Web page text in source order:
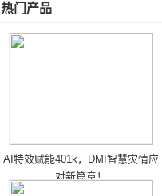
热门产品
AI特效赋能401k，DMI智慧灾情应
对新篇章！